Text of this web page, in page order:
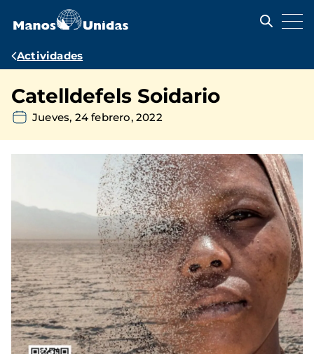
contenido
Ruta
navegación
Actividades
Catelldefels Soidario
Jueves, 24 febrero, 2022